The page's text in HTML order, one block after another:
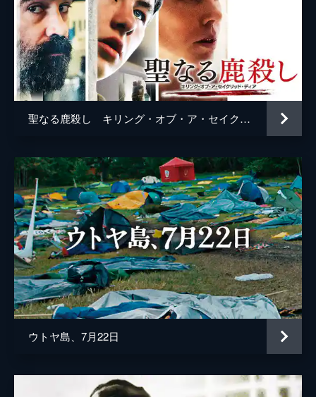
聖なる鹿殺し キリング・オブ・ア・セイクリッド・ディア
ウトヤ島、7月22日